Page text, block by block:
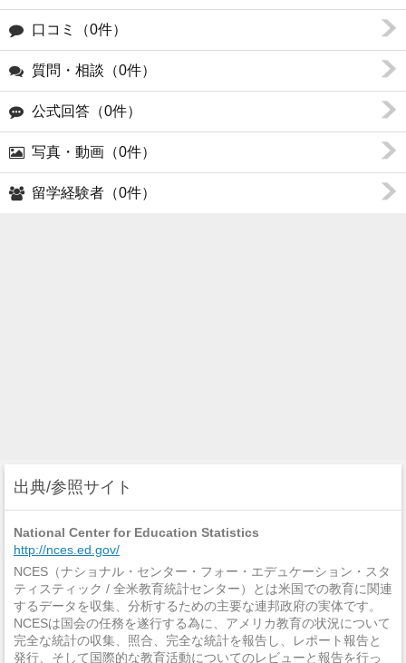
口コミ（0件）
質問・相談（0件）
公式回答（0件）
写真・動画（0件）
留学経験者（0件）
出典/参照サイト
National Center for Education Statistics
http://nces.ed.gov/
NCES（ナショナル・センター・フォー・エデュケーション・スタ
ティスティック / 全米教育統計センター）とは米国での教育に関連
するデータを収集、分析するための主要な連邦政府の実体です。
NCESは国会の任務を遂行する為に、アメリカ教育の状況について
完全な統計の収集、照合、完全な統計を報告し、レポート報告と
発行、そして国際的な教育活動についてのレビューと報告を行っ